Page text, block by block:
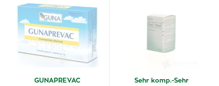
GUNAPREVAC Sehr komp.-Sehr